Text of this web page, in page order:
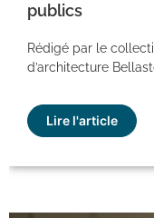
publics
Rédigé par le
d’architecture
Lire l'article